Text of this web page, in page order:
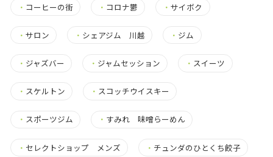
・ コーヒーの街 ・ コロナ鬱 ・サイボク
・ サロン ・ シェアジム 川越 ・ ジム
・ ジャズバー ・ ジャムセッション ・ スイーツ
・ スケルトン ・ スコッチウイスキー
・ スポーツジム ・ すみれ 味噌らーめん
・ セレクトショップ メンズ ・ チュンダのひとくち餃子